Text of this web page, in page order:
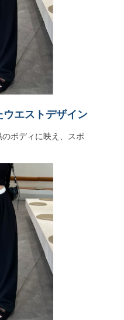
ウエストデザイン
ボディに映え、スポ